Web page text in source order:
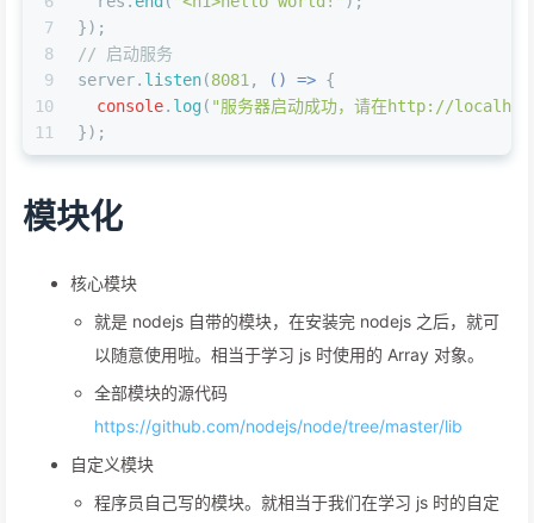
7
8
9
10
11
});
// 启动服务
server. listen(8081 , () => {
console. log( "服务器启动成功，请在http://
});
模块化
核心模块
就是 nodejs 自带的模块，在安装完 nodejs 之后，就可
以随意使用啦。相当于学习 js 时使用的 Array 对象。
全部模块的源代码
https://github.com/nodejs/node/tree/master/lib
自定义模块
程序员自己写的模块。就相当于我们在学习 js 时的自定